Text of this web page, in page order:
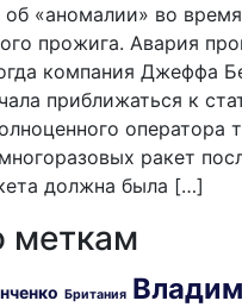
«аномалии» во время
прожига. Авария
компания Джеффа
приближаться к
оператора
ракет
должна была […]
меткам
Британия